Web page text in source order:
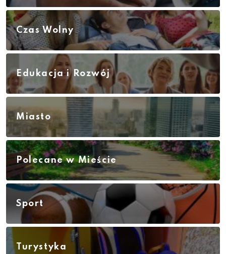
Czas Wolny
Edukacja i Rozwój
Miasto
Polecane w Mieście
Sport
Turystyka